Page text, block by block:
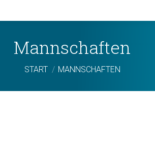
Mannschaften
Sie befinden sich hier:
START MANNSCHAFTEN